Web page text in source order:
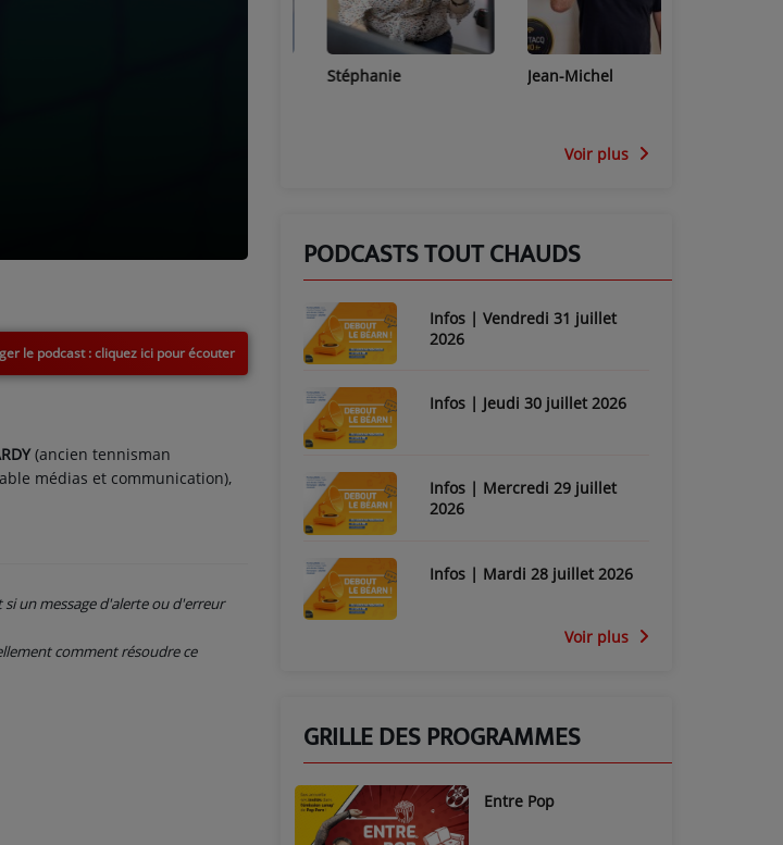
le podcast
(ancien tennisman
médias et communication),
un message d'alerte ou d'erreur
comment résoudre ce
Stéphanie Jean-Michel
Voir plus
PODCASTS TOUT CHAUDS
Infos | Vendredi 31 juillet
2026
Infos | Jeudi 30 juillet 2026
Infos | Mercredi 29 juillet
2026
Infos | Mardi 28 juillet 2026
Voir plus
GRILLE DES PROGRAMMES
Entre Pop